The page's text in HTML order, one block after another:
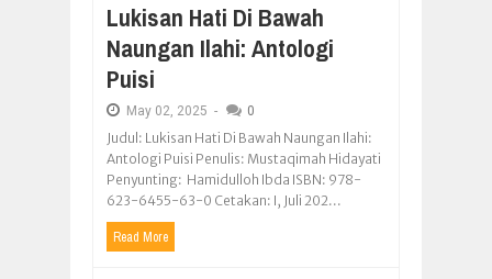
Lukisan Hati Di Bawah
Naungan Ilahi: Antologi
Puisi
May 02, 2025 - 0
Judul: Lukisan Hati Di Bawah Naungan Ilahi:
Antologi Puisi Penulis: Mustaqimah Hidayati
Penyunting: Hamidulloh Ibda ISBN: 978-
623-6455-63-0 Cetakan: I, Juli 202...
Read More